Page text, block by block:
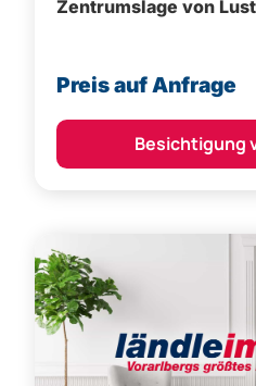
Besichtigung